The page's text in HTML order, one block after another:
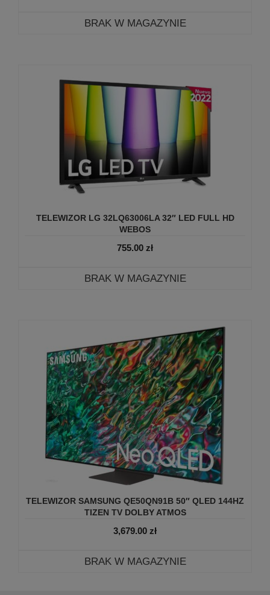
BRAK W MAGAZYNIE
TELEWIZOR LG 32LQ63006LA 32″ LED FULL HD
WEBOS
755.00 zł
BRAK W MAGAZYNIE
TELEWIZOR SAMSUNG QE50QN91B 50″ QLED 144HZ
TIZEN TV DOLBY ATMOS
3,679.00 zł
BRAK W MAGAZYNIE